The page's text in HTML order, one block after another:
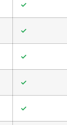
✓
✓
✓
✓
✓